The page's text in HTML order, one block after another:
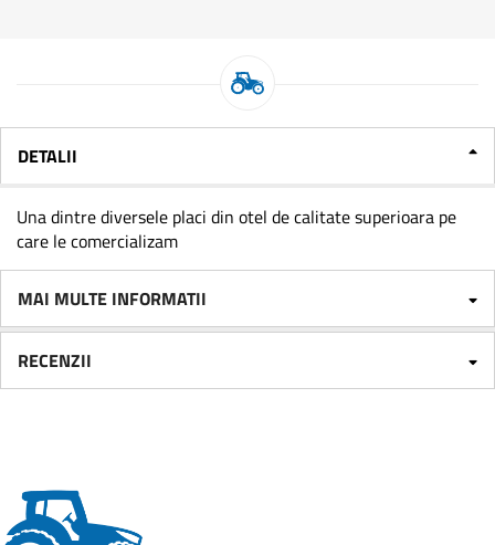
DETALII
Una dintre diversele placi din otel de calitate superioara pe
care le comercializam
MAI MULTE INFORMATII
RECENZII